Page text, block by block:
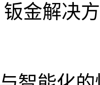
钣金解决